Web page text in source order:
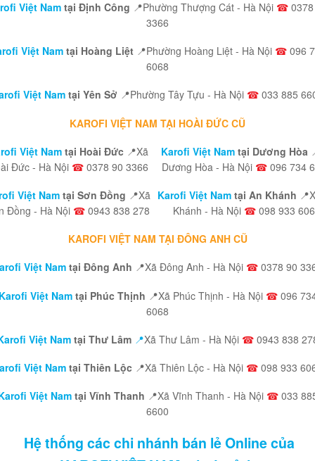
Việt Nam tại Định Công 📍Phường Thượng Cát - Hà Nội ☎
3366
Việt Namtại Hoàng Liệt 📍Phường Hoàng Liệt - Hà Nội ☎096
6068
Việt Nam tại Yên Sở 📍Phường Tây Tựu - Hà Nội ☎ 033 885
KAROFI VIỆT NAM TẠI HOÀI ĐỨC CŨ
Việt Nam tại Hoài Đức 📍Xã
Đức - Hà Nội ☎ 0378 90 3366
Karofi Việt Nam tại Dương Hòa
Dương Hòa - Hà Nội ☎ 096 734
Việt Nam tại Sơn Đồng 📍Xã
Đồng - Hà Nội ☎ 0943 838 278
Karofi Việt Nam tại An Khánh
Khánh - Hà Nội ☎ 098 933
KAROFI VIỆT NAM TẠI ĐÔNG ANH CŨ
Việt Nam tại Đông Anh 📍Xã Đông Anh - Hà Nội ☎ 0378 90
Việt Namtại Phúc Thịnh 📍Xã Phúc Thịnh - Hà Nội ☎096
6068
Việt Namtại Thư Lâm 📍Xã Thư Lâm - Hà Nội ☎ 0943 838
Việt Nam tại Thiên Lộc 📍Xã Thiên Lộc - Hà Nội ☎ 098 933
Việt Namtại Vĩnh Thanh 📍Xã Vĩnh Thanh - Hà Nội ☎033
6600
Hệ thống các chi nhánh bán lẻ Online của